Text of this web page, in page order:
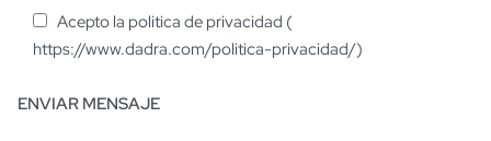
Acepto la politica de privacidad (
https://www.dadra.com/politica-privacidad/)